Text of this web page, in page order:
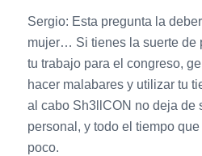
Sergio: Esta pregunta la
mujer… Si tienes la suerte de
tu trabajo para el congreso,
hacer malabares y utilizar tu
al cabo Sh3llCON no deja de
personal, y todo el tiempo
poco.